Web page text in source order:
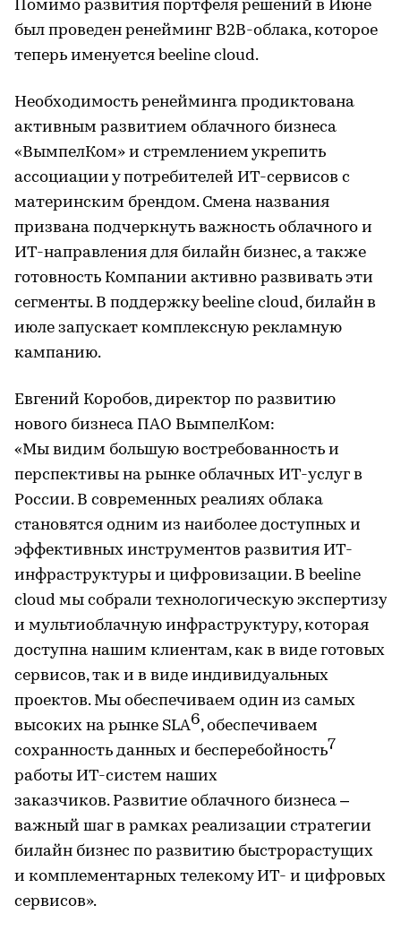
Помимо развития портфеля решений в Июне
был проведен ренейминг B2B-облака, которое
теперь именуется beeline cloud.
Необходимость ренейминга продиктована
активным развитием облачного бизнеса
«ВымпелКом» и стремлением укрепить
ассоциации у потребителей ИТ-сервисов с
материнским брендом. Смена названия
призвана подчеркнуть важность облачного и
ИТ-направления для билайн бизнес, а также
готовность Компании активно развивать эти
сегменты. В поддержку beeline cloud, билайн в
июле запускает комплексную рекламную
кампанию.
Евгений Коробов, директор по развитию
нового бизнеса ПАО ВымпелКом:
«Мы видим большую востребованность и
перспективы на рынке облачных ИТ-услуг в
России. В современных реалиях облака
становятся одним из наиболее доступных и
эффективных инструментов развития ИТ-
инфраструктуры и цифровизации. В beeline
cloud мы собрали технологическую экспертизу
и мультиоблачную инфраструктуру, которая
доступна нашим клиентам, как в виде готовых
сервисов, так и в виде индивидуальных
проектов. Мы обеспечиваем один из самых
высоких на рынке SLA6, обеспечиваем
сохранность данных и бесперебойность7
работы ИТ-систем наших
заказчиков. Развитие облачного бизнеса –
важный шаг в рамках реализации стратегии
билайн бизнес по развитию быстрорастущих
и комплементарных телекому ИТ- и цифровых
сервисов».